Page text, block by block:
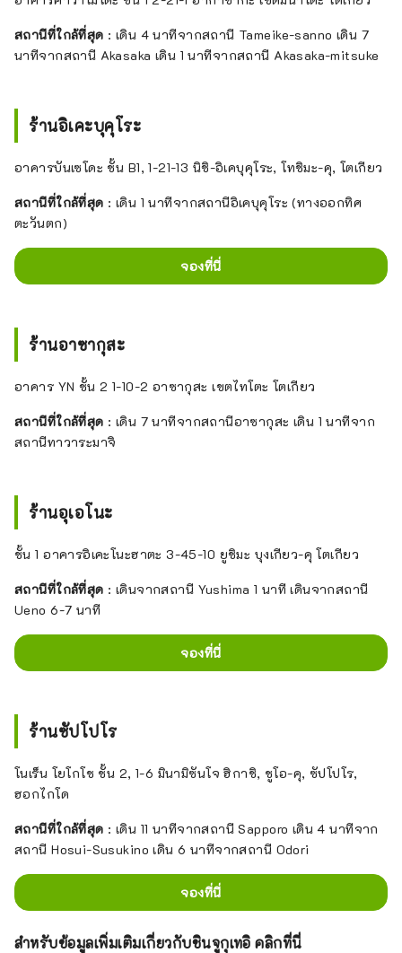
สถานีที่ใกล้ที่สุด : เดิน 4 นาทีจากสถานี Tameike-sanno เดิน 7
นาทีจากสถานี Akasaka เดิน 1 นาทีจากสถานี Akasaka-mitsuke
ร้านอิเคะบุคุโระ
อาคารบันเซโดะ ชั้น B1, 1-21-13 นิชิ-อิเคบุคุโระ, โทชิมะ-คุ, โตเกียว
สถานีที่ใกล้ที่สุด : เดิน 1 นาทีจากสถานีอิเคบุคุโระ (ทางออกทิศ
ตะวันตก)
จองที่นี่
ร้านอาซากุสะ
อาคาร YN ชั้น 2 1-10-2 อาซากุสะ เขตไทโตะ โตเกียว
สถานีที่ใกล้ที่สุด : เดิน 7 นาทีจากสถานีอาซากุสะ เดิน 1 นาทีจาก
สถานีทาวาระมาจิ
ร้านอุเอโนะ
ชั้น 1 อาคารอิเคะโนะฮาตะ 3-45-10 ยูชิมะ บุงเกียว-คุ โตเกียว
สถานีที่ใกล้ที่สุด : เดินจากสถานี Yushima 1 นาที เดินจากสถานี
Ueno 6-7 นาที
จองที่นี่
ร้านซัปโปโร
โนเร็น โยโกโช ชั้น 2, 1-6 มินามิซันโจ ฮิกาชิ, ชูโอ-คุ, ซัปโปโร,
ฮอกไกโด
สถานีที่ใกล้ที่สุด : เดิน 11 นาทีจากสถานี Sapporo เดิน 4 นาทีจาก
สถานี Hosui-Susukino เดิน 6 นาทีจากสถานี Odori
จองที่นี่
สำหรับข้อมูลเพิ่มเติมเกี่ยวกับชินจูกุเทอิ คลิกที่นี่